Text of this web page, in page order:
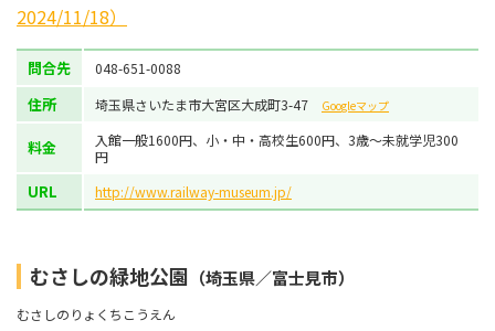
2024/11/18）
問合先 048-651-0088
住所 埼玉県さいたま市大宮区大成町3-47 Googleマップ
料金
入館一般1600円、小・中・高校生600円、3歳～未就学児300
円
URL http://www.railway-museum.jp/
むさしの緑地公園 （埼玉県／富士見市）
むさしのりょくちこうえん